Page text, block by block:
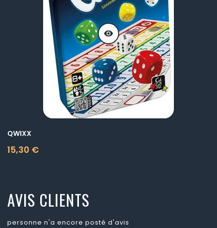
visibility
QWIXX
15,30 €
Prix
AVIS CLIENTS
personne n'a encore posté d'avis